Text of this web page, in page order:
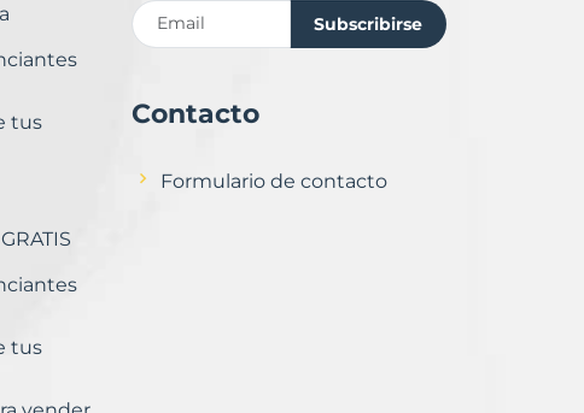
tus
tus
Subscribirse
Contacto
Formulario de contacto